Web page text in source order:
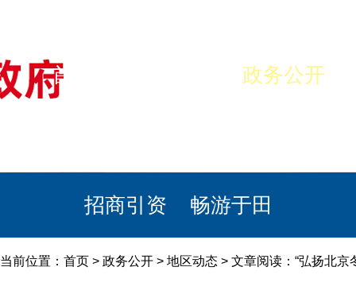
首页 政务公开
招商引资 畅游于田
当前位置： 首页 > 政务公开 > 地区动态 > 文章阅读：“弘扬北